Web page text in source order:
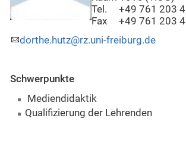
Tel. +49 761 203
Fax +49 761 203
dorthe.hutz@rz.uni-freiburg.de
Schwerpunkte
Mediendidaktik
Qualifizierung der Lehrenden